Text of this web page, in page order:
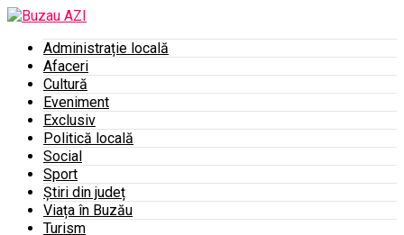
Administrație locală
Afaceri
Cultură
Eveniment
Exclusiv
Politică locală
Social
Sport
Știri din județ
Viața în Buzău
Turism